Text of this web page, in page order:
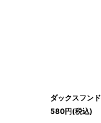
ダックスフンド
580円(税込)